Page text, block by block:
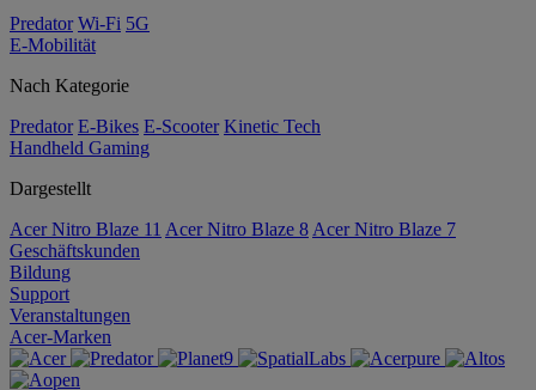
Predator Wi-Fi 5G
E-Mobilität
Nach Kategorie
Predator E-Bikes E-Scooter Kinetic Tech
Handheld Gaming
Dargestellt
Acer Nitro Blaze 11 Acer Nitro Blaze 8 Acer Nitro Blaze 7
Geschäftskunden
Bildung
Support
Veranstaltungen
Acer-Marken